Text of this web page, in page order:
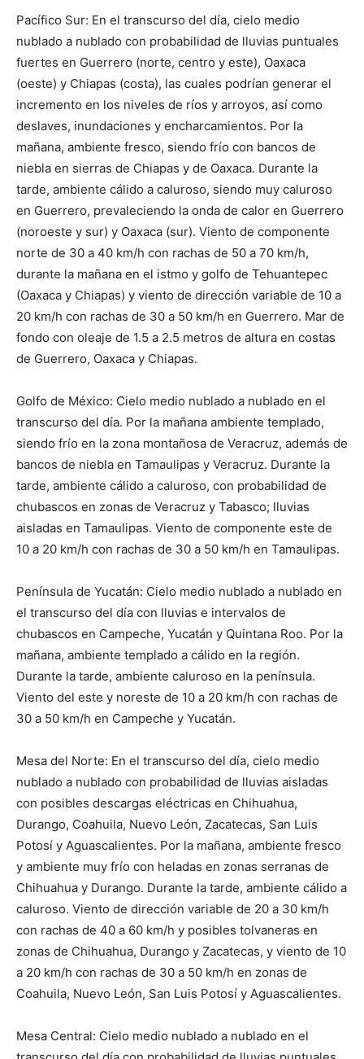
Pacífico Sur: En el transcurso del día, cielo medio
nublado a nublado con probabilidad de lluvias puntuales
fuertes en Guerrero (norte, centro y este), Oaxaca
(oeste) y Chiapas (costa), las cuales podrían generar el
incremento en los niveles de ríos y arroyos, así como
deslaves, inundaciones y encharcamientos. Por la
mañana, ambiente fresco, siendo frío con bancos de
niebla en sierras de Chiapas y de Oaxaca. Durante la
tarde, ambiente cálido a caluroso, siendo muy caluroso
en Guerrero, prevaleciendo la onda de calor en Guerrero
(noroeste y sur) y Oaxaca (sur). Viento de componente
norte de 30 a 40 km/h con rachas de 50 a 70 km/h,
durante la mañana en el istmo y golfo de Tehuantepec
(Oaxaca y Chiapas) y viento de dirección variable de 10 a
20 km/h con rachas de 30 a 50 km/h en Guerrero. Mar de
fondo con oleaje de 1.5 a 2.5 metros de altura en costas
de Guerrero, Oaxaca y Chiapas.
Golfo de México: Cielo medio nublado a nublado en el
transcurso del día. Por la mañana ambiente templado,
siendo frío en la zona montañosa de Veracruz, además de
bancos de niebla en Tamaulipas y Veracruz. Durante la
tarde, ambiente cálido a caluroso, con probabilidad de
chubascos en zonas de Veracruz y Tabasco; lluvias
aisladas en Tamaulipas. Viento de componente este de
10 a 20 km/h con rachas de 30 a 50 km/h en Tamaulipas.
Península de Yucatán: Cielo medio nublado a nublado en
el transcurso del día con lluvias e intervalos de
chubascos en Campeche, Yucatán y Quintana Roo. Por la
mañana, ambiente templado a cálido en la región.
Durante la tarde, ambiente caluroso en la península.
Viento del este y noreste de 10 a 20 km/h con rachas de
30 a 50 km/h en Campeche y Yucatán.
Mesa del Norte: En el transcurso del día, cielo medio
nublado a nublado con probabilidad de lluvias aisladas
con posibles descargas eléctricas en Chihuahua,
Durango, Coahuila, Nuevo León, Zacatecas, San Luis
Potosí y Aguascalientes. Por la mañana, ambiente fresco
y ambiente muy frío con heladas en zonas serranas de
Chihuahua y Durango. Durante la tarde, ambiente cálido a
caluroso. Viento de dirección variable de 20 a 30 km/h
con rachas de 40 a 60 km/h y posibles tolvaneras en
zonas de Chihuahua, Durango y Zacatecas, y viento de 10
a 20 km/h con rachas de 30 a 50 km/h en zonas de
Coahuila, Nuevo León, San Luis Potosí y Aguascalientes.
Mesa Central: Cielo medio nublado a nublado en el